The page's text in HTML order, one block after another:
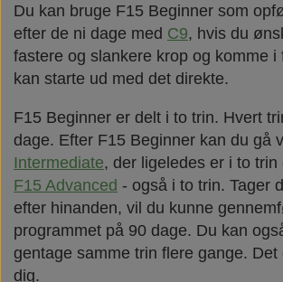
Du kan bruge F15 Beginner som
efter de ni dage med C9, hvis du
fastere og slankere krop og komme i
kan starte ud med det direkte.
F15 Beginner er delt i to trin. Hvert
dage. Efter F15 Beginner kan du gå
Intermediate, der ligeledes er i to trin
F15 Advanced - også i to trin. Tager
efter hinanden, vil du kunne
programmet på 90 dage. Du kan
gentage samme trin flere gange. Det
dig.